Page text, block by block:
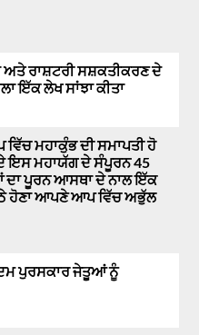
ਅਤੇ ਰਾਸ਼ਟਰੀ ਸਸ਼ਕਤੀਕਰਣ ਦੇ
ਇੱਕ ਲੇਖ ਸਾਂਝਾ ਕੀਤਾ
ਮਹਾਕੁੰਭ ਦੀ ਸਮਾਪਤੀ ਹੋ
ਇਸ ਮਹਾਯੱਗ ਦੇ ਸੰਪੂਰਨ 45
ਦਾ ਪੂਰਨ ਆਸਥਾ ਦੇ ਨਾਲ ਇੱਕ
ਹੋਣਾ ਆਪਣੇ ਆਪ ਵਿੱਚ ਅਭੁੱਲ
ਪੁਰਸਕਾਰ ਜੇਤੂਆਂ ਨੂੰ